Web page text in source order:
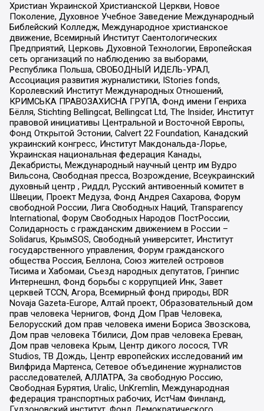
Христиан Украинской Христианской Церкви, Новое
Поколение, Духовное Учебное Заведение Международный
Библейский Колледж, Международное христианское
движение, Всемирный Институт Саентологических
Предприятий, Церковь Духовной Технологии, Европейская
сеть организаций по наблюдению за выборами,
Республика Польша, СВОБОДНЫЙ ИДЕЛЬ-УРАЛ,
Ассоциация развития журналистики, IStories fonds,
Королевский Институт Международных Отношений,
КРИМСЬКА ПРАВОЗАХИСНА ГРУПА, Фонд имени Генриха
Бёлля, Stichting Bellingcat, Bellingcat Ltd, The Insider, Институт
правовой инициативы Центральной и Восточной Европы,
Фонд Открытой Эстонии, Calvert 22 Foundation, Канадский
украинский конгресс, Институт Макдональда-Лорье,
Украинская национальная федерация Канады,
Декабристы, Международный научный центр им Вудро
Вильсона, Свободная пресса, Возрождение, Всеукраинский
духовный центр , Риддл, Русский антивоенный комитет в
Швеции, Проект Медуза, Фонд Андрея Сахарова, Форум
свободной России, Лига Свободных Наций, Transparеncy
International, Форум Свободных Народов ПостРоссии,
Солидарность с гражданским движением в России –
Solidarus, КрымSOS, Свободный университет, Институт
государственного управления, Форум гражданского
общества Россия, Беллона, Союз жителей островов
Тисима и Хабомаи, Съезд народных депутатов, Гринпис
Интернешнл, Фонд борьбы с коррупцией Инк, Завет
церквей TCCN, Агора, Всемирный фонд природы, BDR
Novaja Gazeta-Europe, Алтай проект, Образовательный дом
прав человека Чернигов, Фонд Дом Прав Человека,
Белорусский дом прав человека имени Бориса Звозскова,
Дом прав человека Тбилиси, Дом прав человека Ереван,
Дом прав человека Крым, Центр дикого лосося, TVR
Studios, ТВ Дождь, Центр европейских исследований им
Вилфрида Мартенса, Сетевое объединение журналистов
расследователей, АЛЛАТРА, За свободную Россию,
Свободная Бурятия, Uralic, UnKremlin, Международная
федерация транспортных рабочих, ИстЧам Финланд,